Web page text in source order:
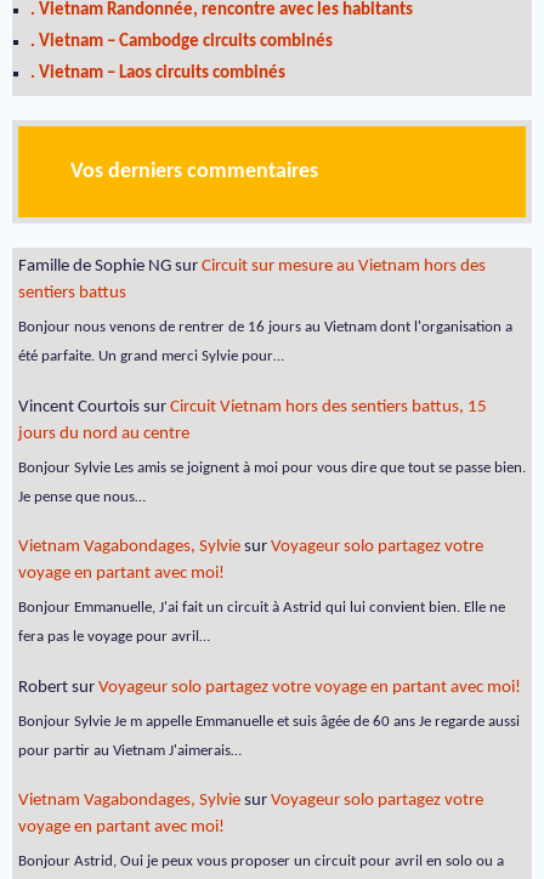
. Vietnam Randonnée, rencontre avec les habitants
. Vietnam – Cambodge circuits combinés
. Vietnam – Laos circuits combinés
Vos derniers commentaires
Famille de Sophie NG sur Circuit sur mesure au Vietnam hors des
sentiers battus
Bonjour nous venons de rentrer de 16 jours au Vietnam dont l'organisation a
été parfaite. Un grand merci Sylvie pour…
Vincent Courtois sur Circuit Vietnam hors des sentiers battus, 15
jours du nord au centre
Bonjour Sylvie Les amis se joignent à moi pour vous dire que tout se passe bien.
Je pense que nous…
Vietnam Vagabondages, Sylvie sur Voyageur solo partagez votre
voyage en partant avec moi!
Bonjour Emmanuelle, J'ai fait un circuit à Astrid qui lui convient bien. Elle ne
fera pas le voyage pour avril…
Robert sur Voyageur solo partagez votre voyage en partant avec moi!
Bonjour Sylvie Je m appelle Emmanuelle et suis âgée de 60 ans Je regarde aussi
pour partir au Vietnam J'aimerais…
Vietnam Vagabondages, Sylvie sur Voyageur solo partagez votre
voyage en partant avec moi!
Bonjour Astrid, Oui je peux vous proposer un circuit pour avril en solo ou a